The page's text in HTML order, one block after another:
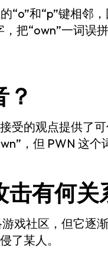
“o”和“p”键相邻
把“own”一词误
？
受的观点提供了
，但 PWN 这个
击有何关
戏社区，但它逐
了某人。